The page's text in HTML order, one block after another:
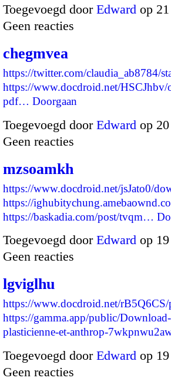
Toegevoegd door Edward op
Geen reacties
chegmvea
https://twitter.com/claudia_ab8784/
https://www.docdroid.net/
pdf… Doorgaan
Toegevoegd door Edward op
Geen reacties
mzsoamkh
https://www.docdroid.net/jsJato0/
https://
https://baskadia.com/post/tvqm…
Toegevoegd door Edward op
Geen reacties
lgviglhu
https://www.docdroid.net/
https://gamma.app/public/
plasticienne-et-anthrop-
Toegevoegd door Edward op
Geen reacties